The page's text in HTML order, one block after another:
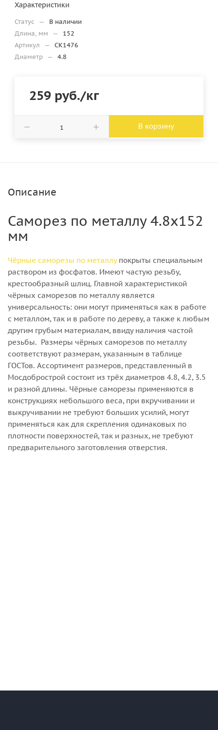
Характеристики
Статус —
В наличии
Длина, мм
—
152
Артикул
—
CK1476
Диаметр — 4.8
259 руб./кг
В корзину
Описание
Саморез по металлу 4.8х152
мм
Чёрные саморезы по металлупокрыты специальным
раствором из фосфатов. Имеют частую резьбу,
крестообразный шлиц. Главной характеристикой
чёрных саморезов по металлу является
универсальность: они могут применяться как в работе
с металлом, так и в работе по дереву, а также к любым
другим грубым материалам, ввиду наличия частой
резьбы. Размеры чёрных саморезов по металлу
соответствуют размерам, указанным в таблице
ГОСТов. Ассортимент размеров, представленный в
Мосдобрострой состоит из трёх диаметров 4.8, 4.2, 3.5
и разной длины. Чёрные саморезы применяются в
конструкциях небольшого веса, при вкручивании и
выкручивании не требуют больших усилий, могут
применяться как для скрепления одинаковых по
плотности поверхностей, так и разных, не требуют
предварительного заготовления отверстия.